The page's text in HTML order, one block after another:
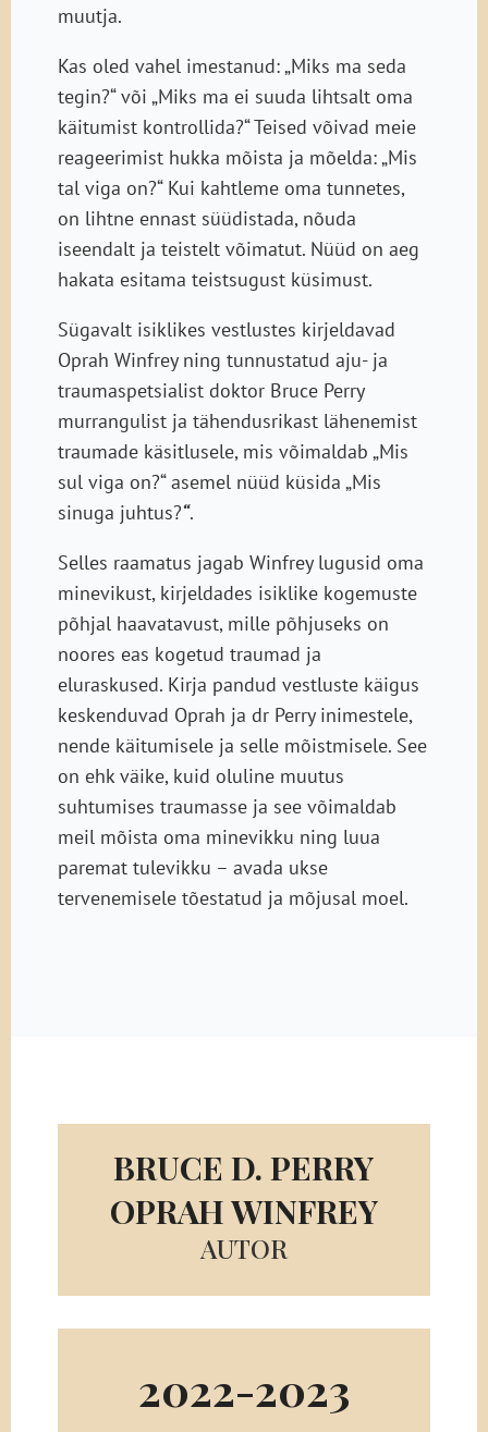
muutja.
Kas oled vahel imestanud: „Miks ma seda
tegin?“ või „Miks ma ei suuda lihtsalt oma
käitumist kontrollida?“ Teised võivad meie
reageerimist hukka mõista ja mõelda: „Mis
tal viga on?“ Kui kahtleme oma tunnetes,
on lihtne ennast süüdistada, nõuda
iseendalt ja teistelt võimatut. Nüüd on aeg
hakata esitama teistsugust küsimust.
Sügavalt isiklikes vestlustes kirjeldavad
Oprah Winfrey ning tunnustatud aju- ja
traumaspetsialist doktor Bruce Perry
murrangulist ja tähendusrikast lähenemist
traumade käsitlusele, mis võimaldab „Mis
sul viga on?“ asemel nüüd küsida „Mis
sinuga juhtus?“.
Selles raamatus jagab Winfrey lugusid oma
minevikust, kirjeldades isiklike kogemuste
põhjal haavatavust, mille põhjuseks on
noores eas kogetud traumad ja
eluraskused. Kirja pandud vestluste käigus
keskenduvad Oprah ja dr Perry inimestele,
nende käitumisele ja selle mõistmisele. See
on ehk väike, kuid oluline muutus
suhtumises traumasse ja see võimaldab
meil mõista oma minevikku ning luua
paremat tulevikku – avada ukse
tervenemisele tõestatud ja mõjusal moel.
BRUCE D. PERRY
OPRAH WINFREY
AUTOR
2022-2023